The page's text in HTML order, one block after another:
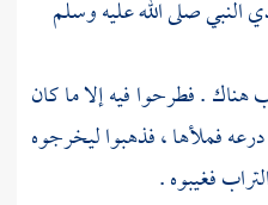
صلى الله عليه وسلم
هناك . فطرحوا فيه إلا ما كان
درعه فملأها ، فذهبوا ليخرجوه
فغيبوه .